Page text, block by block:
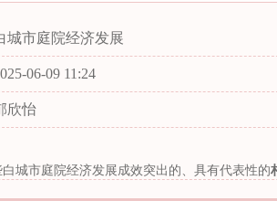
城市庭院经济发展
06-09 11:24
欣怡
城市庭院经济发展成效突出的、具有代表性的